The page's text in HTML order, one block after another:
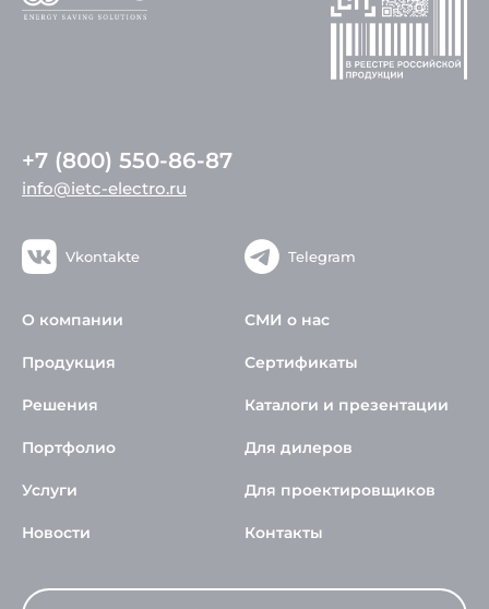
+7 (800) 550-86-87
info@ietc-electro.ru
Vkontakte Telegram
О компании
Продукция
Решения
Портфолио
Услуги
Новости
СМИ о нас
Сертификаты
Каталоги и презентации
Для дилеров
Для проектировщиков
Контакты